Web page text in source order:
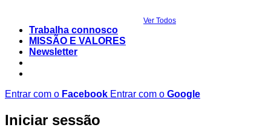
Ver Todos
Trabalha connosco
MISSÃO E VALORES
Newsletter
Entrar com o Facebook Entrar com o Google
Iniciar sessão